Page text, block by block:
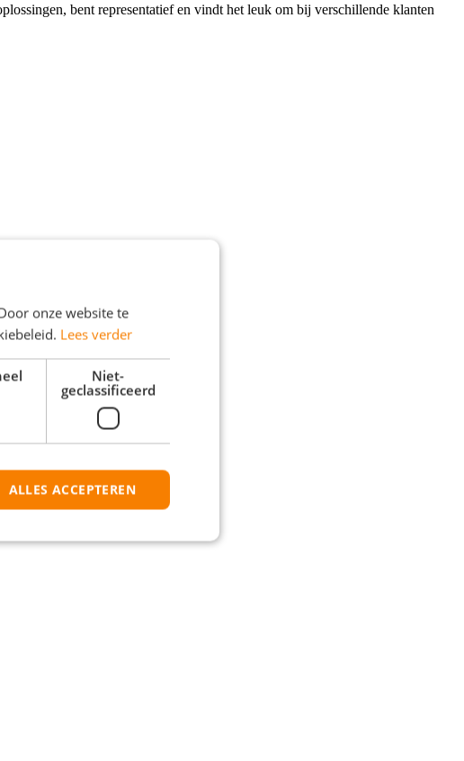
bent representatief en vindt het leuk om bij verschillende klanten
snel mogelijk contact met je op!
onze website te
Lees verder
Niet-
geclassificeerd
ALLES ACCEPTEREN